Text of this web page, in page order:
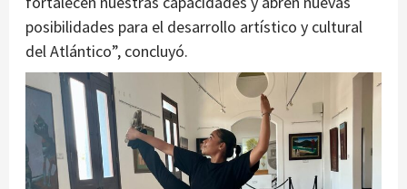
posibilidades para el desarrollo artístico y cultural
del Atlántico”, concluyó.